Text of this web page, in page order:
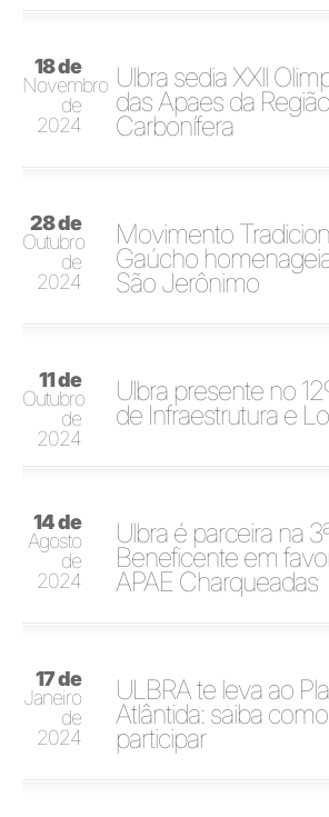
18 de
Novembro
de
2024
Ulbra sedia XXll
das Apaes da Região
Carbonífera
28 de
Outubro
de
2024
Movimento
Gaúcho
São Jerônimo
11 de
Outubro
de
2024
Ulbra presente no
de Infraestrutura e
14 de
Agosto
de
2024
Ulbra é parceira na
Beneficente em
APAE Charqueadas
17 de
Janeiro
de
2024
ULBRA te leva ao
Atlântida: saiba como
participar